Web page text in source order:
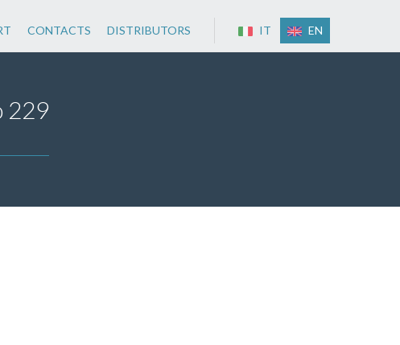
IT EN
CONTACTS DISTRIBUTORS
229